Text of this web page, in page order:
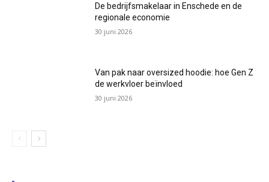
De bedrijfsmakelaar in Enschede en de
regionale economie
30 juni 2026
Van pak naar oversized hoodie: hoe Gen Z
de werkvloer beïnvloed
30 juni 2026